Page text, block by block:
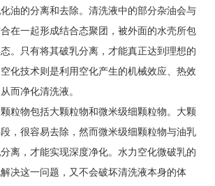
油的分离和去除。清洗液中的部分杂油会与
在一起形成结合态聚团，被外面的水壳所包
。只有将其破乳分离，才能真正达到理想的
化技术则是利用空化产生的机械效应、热效
而净化清洗液。
粒物包括大颗粒物和微米级细颗粒物。大颗
，很容易去除，然而微米级细颗粒物与油乳
离，才能实现深度净化。水力空化微破乳的
决这一问题，又不会破坏清洗液本身的体